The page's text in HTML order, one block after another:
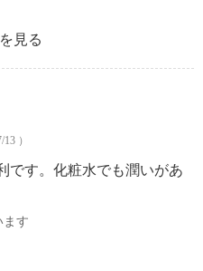
見る
）
です。化粧水でも潤いがあ
ます